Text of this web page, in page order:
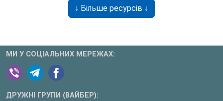
↓ Більше ресурсів ↓
МИ У СОЦІАЛЬНИХ МЕРЕЖАХ:
ДРУЖНІ ГРУПИ (ВАЙБЕР):